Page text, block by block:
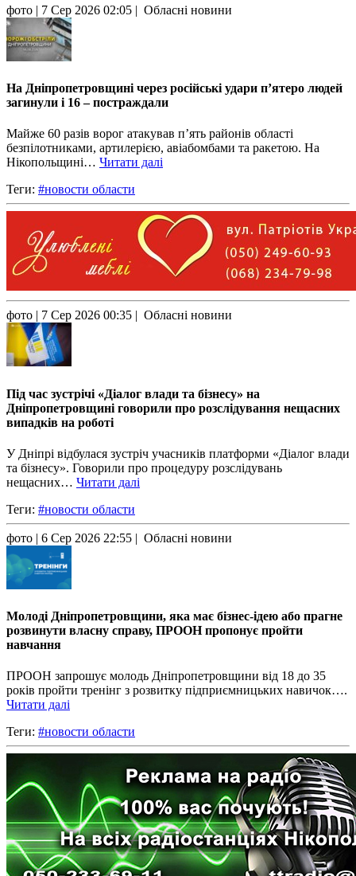
фото | 7 Сер 2026 02:05 | Обласні новини
На Дніпропетровщині через російські удари п’ятеро людей
загинули і 16 – постраждали
Майже 60 разів ворог атакував п’ять районів області
безпілотниками, артилерією, авіабомбами та ракетою. На
Нікопольщині… Читати далі
Теги: #новости области
фото | 7 Сер 2026 00:35 | Обласні новини
Під час зустрічі «Діалог влади та бізнесу» на
Дніпропетровщині говорили про розслідування нещасних
випадків на роботі
У Дніпрі відбулася зустріч учасників платформи «Діалог влади
та бізнесу». Говорили про процедуру розслідувань
нещасних… Читати далі
Теги: #новости области
фото | 6 Сер 2026 22:55 | Обласні новини
Молоді Дніпропетровщини, яка має бізнес-ідею або прагне
розвинути власну справу, ПРООН пропонує пройти
навчання
ПРООН запрошує молодь Дніпропетровщини від 18 до 35
років пройти тренінг з розвитку підприємницьких навичок….
Читати далі
Теги: #новости области